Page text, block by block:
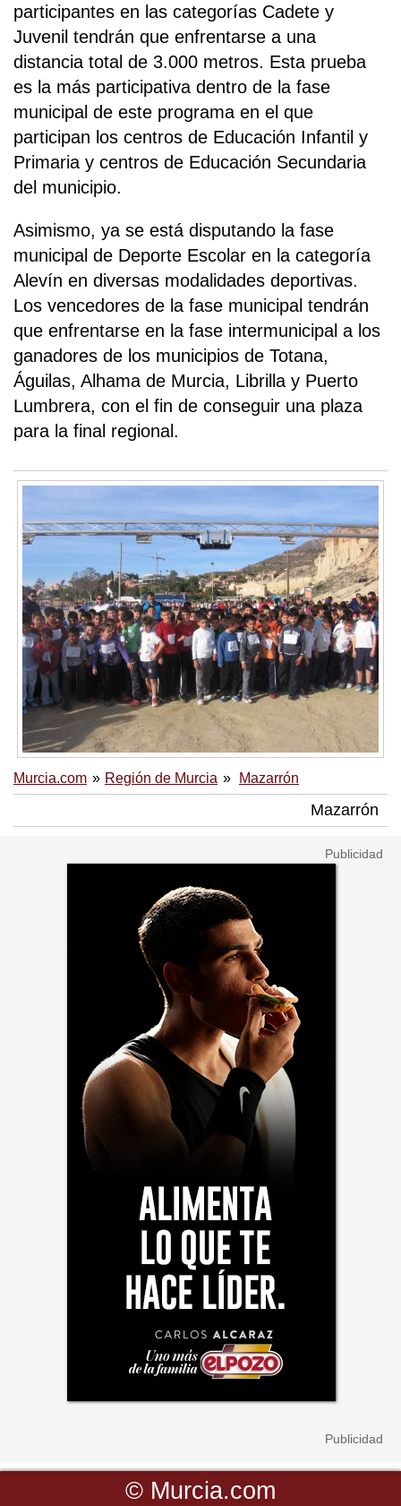
participantes en las categorías Cadete y
Juvenil tendrán que enfrentarse a una
distancia total de 3.000 metros. Esta prueba
es la más participativa dentro de la fase
municipal de este programa en el que
participan los centros de Educación Infantil y
Primaria y centros de Educación Secundaria
del municipio.
Asimismo, ya se está disputando la fase
municipal de Deporte Escolar en la categoría
Alevín en diversas modalidades deportivas.
Los vencedores de la fase municipal tendrán
que enfrentarse en la fase intermunicipal a los
ganadores de los municipios de Totana,
Águilas, Alhama de Murcia, Librilla y Puerto
Lumbrera, con el fin de conseguir una plaza
para la final regional.
Murcia.com Región de Murcia Mazarrón
Mazarrón
© Murcia.com